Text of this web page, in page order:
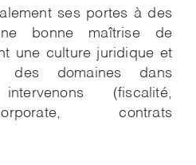
ses portes à des
bonne maîtrise de
une culture juridique et
des domaines dans
(fiscalité,
contrats